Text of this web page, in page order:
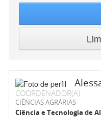
COORDENADOR(A)
CIÊNCIAS AGRÁRIAS
Ciência e Tecnologia de